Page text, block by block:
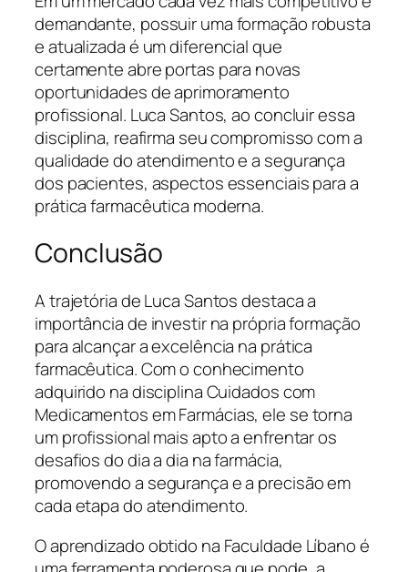
demandante, possuir uma formação robusta
e atualizada é um diferencial que
certamente abre portas para novas
oportunidades de aprimoramento
profissional. Luca Santos, ao concluir essa
disciplina, reafirma seu compromisso com a
qualidade do atendimento e a segurança
dos pacientes, aspectos essenciais para a
prática farmacêutica moderna.
Conclusão
A trajetória de Luca Santos destaca a
importância de investir na própria formação
para alcançar a excelência na prática
farmacêutica. Com o conhecimento
adquirido na disciplina Cuidados com
Medicamentos em Farmácias, ele se torna
um profissional mais apto a enfrentar os
desafios do dia a dia na farmácia,
promovendo a segurança e a precisão em
cada etapa do atendimento.
O aprendizado obtido na Faculdade Líbano é